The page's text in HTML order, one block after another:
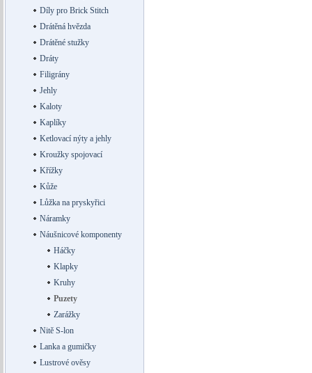
Díly pro Brick Stitch
Drátěná hvězda
Drátěné stužky
Dráty
Filigrány
Jehly
Kaloty
Kaplíky
Ketlovací nýty a jehly
Kroužky spojovací
Křížky
Kůže
Lůžka na pryskyřici
Náramky
Náušnicové komponenty
Háčky
Klapky
Kruhy
Puzety
Zarážky
Nitě S-lon
Lanka a gumičky
Lustrové ověsy